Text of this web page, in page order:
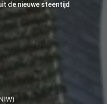
de nieuwe steentijd